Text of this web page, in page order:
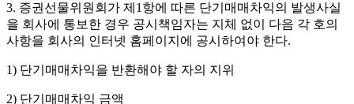
3. 증권선물위원회가 제1항에 따른 단기매매차익의 발생사실
을 회사에 통보한 경우 공시책임자는 지체 없이 다음 각 호의
사항을 회사의 인터넷 홈페이지에 공시하여야 한다.
1) 단기매매차익을 반환해야 할 자의 지위
2) 단기매매차익 금액